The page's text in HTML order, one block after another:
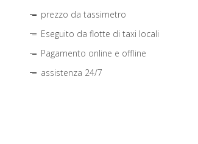
prezzo da tassimetro
Eseguito da flotte di taxi locali
Pagamento online e offline
assistenza 24/7